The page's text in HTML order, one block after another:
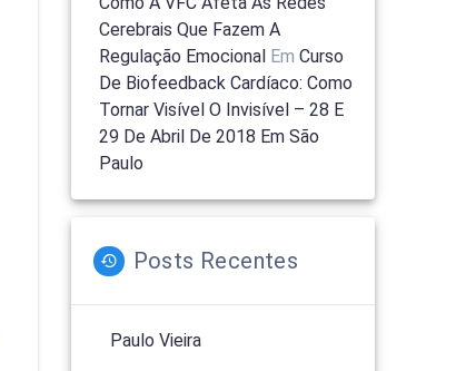
Cerebrais Que Fazem A
Regulação Emocional EmCurso
De Biofeedback Cardíaco: Como
Tornar Visível O Invisível – 28 E
29 De Abril De 2018 Em São
Paulo
Posts Recentes
Paulo Vieira